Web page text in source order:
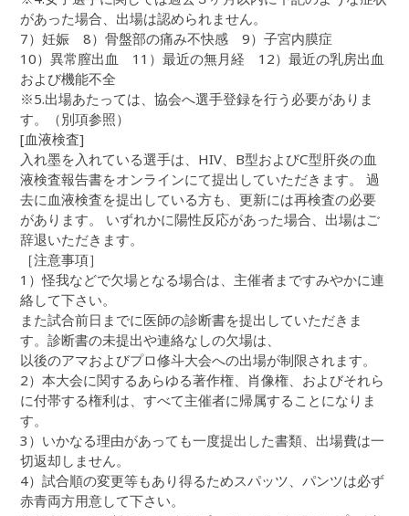
があった場合、出場は認められません。
7）妊娠 8）骨盤部の痛み不快感 9）子宮内膜症
10）異常膣出血 11）最近の無月経 12）最近の乳房出血
および機能不全
※5.出場あたっては、協会へ選手登録を行う必要がありま
す。（別項参照）
[血液検査]
入れ墨を入れている選手は、HIV、B型およびC型肝炎の血
液検査報告書をオンラインにて提出していただきます。 過
去に血液検査を提出している方も、更新には再検査の必要
があります。 いずれかに陽性反応があった場合、出場はご
辞退いただきます。
［注意事項］
1）怪我などで欠場となる場合は、主催者まですみやかに連
絡して下さい。
また試合前日までに医師の診断書を提出していただきま
す。診断書の未提出や連絡なしの欠場は、
以後のアマおよびプロ修斗大会への出場が制限されます。
2）本大会に関するあらゆる著作権、肖像権、およびそれら
に付帯する権利は、すべて主催者に帰属することになりま
す。
3）いかなる理由があっても一度提出した書類、出場費は一
切返却しません。
4）試合順の変更等もあり得るためスパッツ、パンツは必ず
赤青両方用意して下さい。